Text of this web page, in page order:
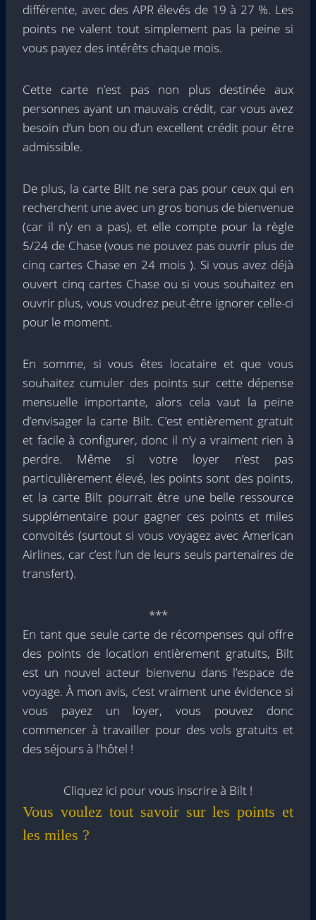
différente, avec des APR élevés de 19 à 27 %. Les
points ne valent tout simplement pas la peine si
vous payez des intérêts chaque mois.
Cette carte n’est pas non plus destinée aux
personnes ayant un mauvais crédit, car vous avez
besoin d’un bon ou d’un excellent crédit pour être
admissible.
De plus, la carte Bilt ne sera pas pour ceux qui en
recherchent une avec un gros bonus de bienvenue
(car il n’y en a pas), et elle compte pour la règle
5/24 de Chase (vous ne pouvez pas ouvrir plus de
cinq cartes Chase en 24 mois ). Si vous avez déjà
ouvert cinq cartes Chase ou si vous souhaitez en
ouvrir plus, vous voudrez peut-être ignorer celle-ci
pour le moment.
En somme, si vous êtes locataire et que vous
souhaitez cumuler des points sur cette dépense
mensuelle importante, alors cela vaut la peine
d’envisager la carte Bilt. C’est entièrement gratuit
et facile à configurer, donc il n’y a vraiment rien à
perdre. Même si votre loyer n’est pas
particulièrement élevé, les points sont des points,
et la carte Bilt pourrait être une belle ressource
supplémentaire pour gagner ces points et miles
convoités (surtout si vous voyagez avec American
Airlines, car c’est l’un de leurs seuls partenaires de
transfert).
***
En tant que seule carte de récompenses qui offre
des points de location entièrement gratuits, Bilt
est un nouvel acteur bienvenu dans l’espace de
voyage. À mon avis, c’est vraiment une évidence si
vous payez un loyer, vous pouvez donc
commencer à travailler pour des vols gratuits et
des séjours à l’hôtel !
Cliquez ici pour vous inscrire à Bilt !
Vous voulez tout savoir sur les points et
les miles ?